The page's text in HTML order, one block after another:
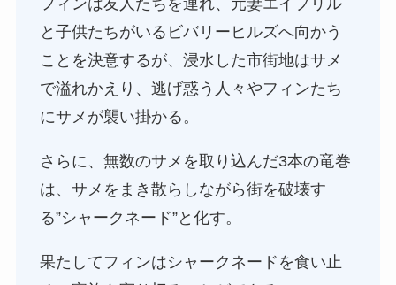
フィンは友人たちを連れ、元妻エイプリル
と子供たちがいるビバリーヒルズへ向かう
ことを決意するが、浸水した市街地はサメ
で溢れかえり、逃げ惑う人々やフィンたち
にサメが襲い掛かる。
さらに、無数のサメを取り込んだ3本の竜巻
は、サメをまき散らしながら街を破壊す
る”シャークネード”と化す。
果たしてフィンはシャークネードを食い止